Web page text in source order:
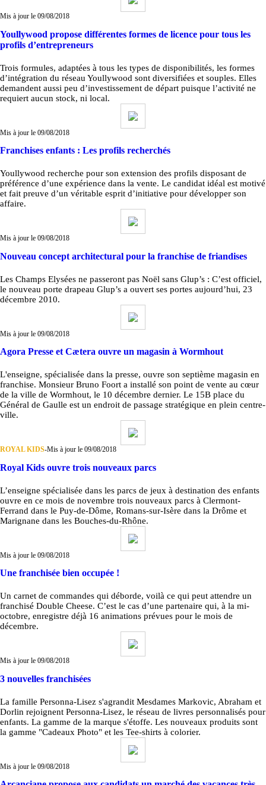
Mis à jour le 09/08/2018
Youllywood propose différentes formes de licence pour tous les
profils d’entrepreneurs
Trois formules, adaptées à tous les types de disponibilités, les formes
d’intégration du réseau Youllywood sont diversifiées et souples. Elles
demandent aussi peu d’investissement de départ puisque l’activité ne
requiert aucun stock, ni local.
Mis à jour le 09/08/2018
Franchises enfants : Les profils recherchés
Youllywood recherche pour son extension des profils disposant de
préférence d’une expérience dans la vente. Le candidat idéal est motivé
et fait preuve d’un véritable esprit d’initiative pour développer son
affaire.
Mis à jour le 09/08/2018
Nouveau concept architectural pour la franchise de friandises
Les Champs Elysées ne passeront pas Noël sans Glup’s : C’est officiel,
le nouveau porte drapeau Glup’s a ouvert ses portes aujourd’hui, 23
décembre 2010.
Mis à jour le 09/08/2018
Agora Presse et Cætera ouvre un magasin à Wormhout
L'enseigne, spécialisée dans la presse, ouvre son septième magasin en
franchise. Monsieur Bruno Foort a installé son point de vente au cœur
de la ville de Wormhout, le 10 décembre dernier. Le 15B place du
Général de Gaulle est un endroit de passage stratégique en plein centre-
ville.
ROYAL KIDS-Mis à jour le 09/08/2018
Royal Kids ouvre trois nouveaux parcs
L’enseigne spécialisée dans les parcs de jeux à destination des enfants
ouvre en ce mois de novembre trois nouveaux parcs à Clermont-
Ferrand dans le Puy-de-Dôme, Romans-sur-Isère dans la Drôme et
Marignane dans les Bouches-du-Rhône.
Mis à jour le 09/08/2018
Une franchisée bien occupée !
Un carnet de commandes qui déborde, voilà ce qui peut attendre un
franchisé Double Cheese. C’est le cas d’une partenaire qui, à la mi-
octobre, enregistre déjà 16 animations prévues pour le mois de
décembre.
Mis à jour le 09/08/2018
3 nouvelles franchisées
La famille Personna-Lisez s'agrandit Mesdames Markovic, Abraham et
Dorlin rejoignent Personna-Lisez, le réseau de livres personnalisés pour
enfants. La gamme de la marque s'étoffe. Les nouveaux produits sont
la gamme "Cadeaux Photo" et les Tee-shirts à colorier.
Mis à jour le 09/08/2018